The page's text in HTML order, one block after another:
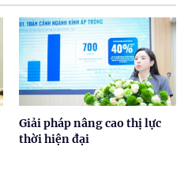
Giải pháp nâng cao thị lực
thời hiện đại